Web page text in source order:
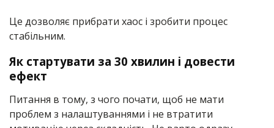
Це дозволяє прибрати хаос і зробити процес
стабільним.
Як стартувати за 30 хвилин і довести
ефект
Питання в тому, з чого почати, щоб не мати
проблем з налаштуваннями і не втратити